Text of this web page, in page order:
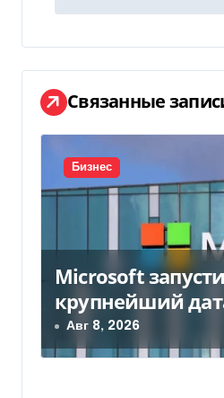
г
а
ц
и
п
о
з
а
Связанные
Бизнес
Microsoft
крупнейший
Индии за $20,5
Авг 8, 2026